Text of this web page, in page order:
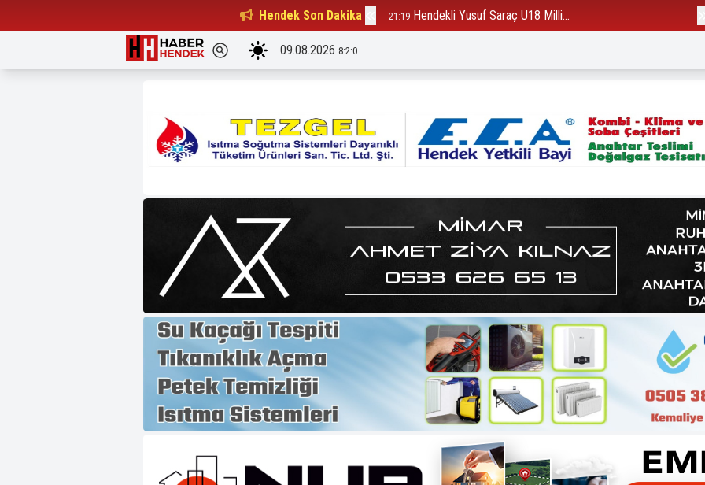
Hendek Son Dakika
Beşiktaşlılar Derneği Başkanı... 21:19 Hendekli Yusuf Saraç U18 Milli...
09.08.2026 8:2:3